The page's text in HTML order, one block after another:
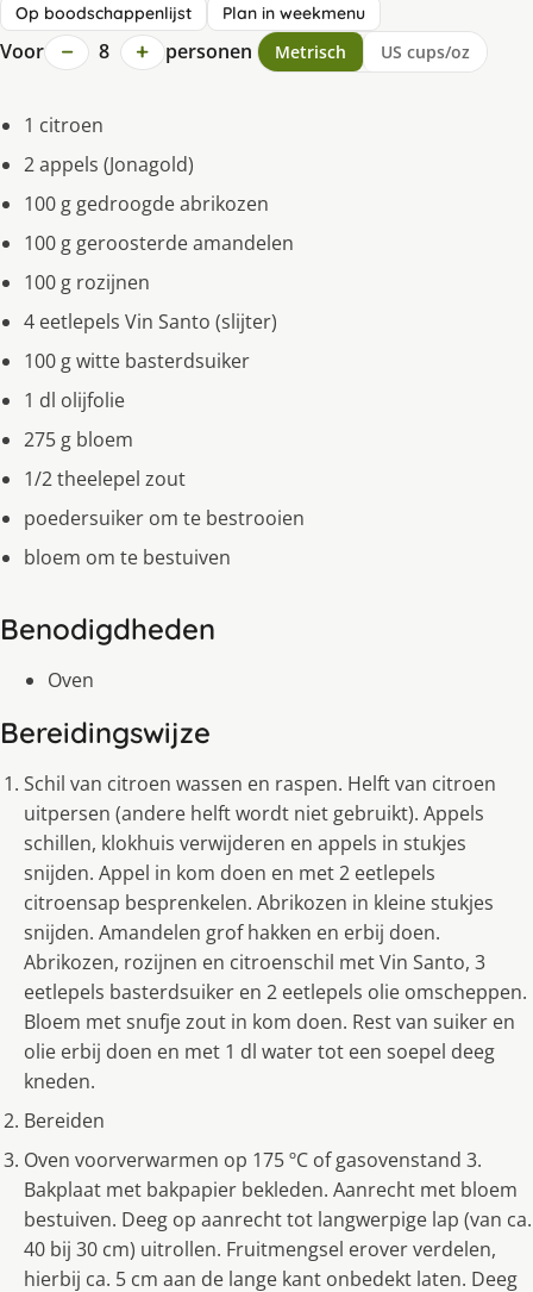
Op boodschappenlijst Plan in weekmenu
Voor − 8 + personen Metrisch US cups/oz
1 citroen
2 appels (Jonagold)
100 g gedroogde abrikozen
100 g geroosterde amandelen
100 g rozijnen
4 eetlepels Vin Santo (slijter)
100 g witte basterdsuiker
1 dl olijfolie
275 g bloem
1/2 theelepel zout
poedersuiker om te bestrooien
bloem om te bestuiven
Benodigdheden
Oven
Bereidingswijze
Schil van citroen wassen en raspen. Helft van citroen
uitpersen (andere helft wordt niet gebruikt). Appels
schillen, klokhuis verwijderen en appels in stukjes
snijden. Appel in kom doen en met 2 eetlepels
citroensap besprenkelen. Abrikozen in kleine stukjes
snijden. Amandelen grof hakken en erbij doen.
Abrikozen, rozijnen en citroenschil met Vin Santo, 3
eetlepels basterdsuiker en 2 eetlepels olie omscheppen.
Bloem met snufje zout in kom doen. Rest van suiker en
olie erbij doen en met 1 dl water tot een soepel deeg
kneden.
Bereiden
Oven voorverwarmen op 175 ºC of gasovenstand 3.
Bakplaat met bakpapier bekleden. Aanrecht met bloem
bestuiven. Deeg op aanrecht tot langwerpige lap (van ca.
40 bij 30 cm) uitrollen. Fruitmengsel erover verdelen,
hierbij ca. 5 cm aan de lange kant onbedekt laten. Deeg